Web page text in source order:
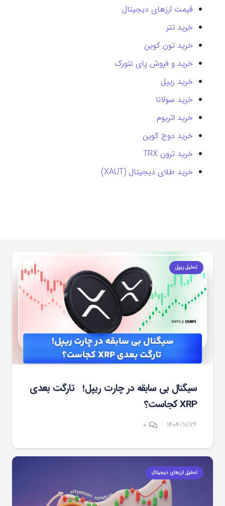
قیمت ارزهای دیجیتال
خرید تتر
خرید تون کوین
خرید و فروش پای نتورک
خرید ریپل
خرید سولانا
خرید اتریوم
خرید دوج کوین
خرید ترون TRX
خرید طلای دیجیتال (XAUT)
تحلیل ریپل
سیگنال بی سابقه در چارت ریپل! تارگت بعدی
XRP کجاست؟
۱۴۰۴/۱۱/۲۶ ۰
تحلیل ارزهای دیجیتال